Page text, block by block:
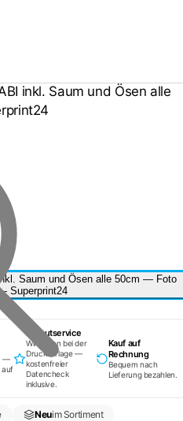
—
auf
Layoutservice
Wir helfen bei der
Druckvorlage —
kostenfreier
Datencheck
inklusive.
Kauf auf
Rechnung
Bequem nach
Lieferung bezahlen.
Neuim Sortiment